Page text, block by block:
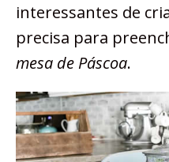
interessantes de
precisa para
mesa de Páscoa.